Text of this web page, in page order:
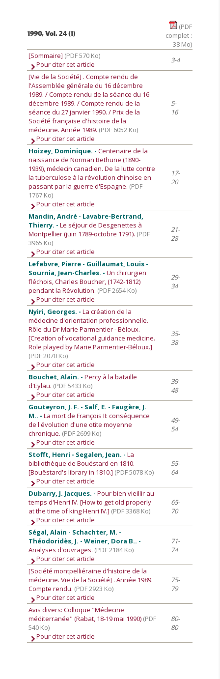
1990, Vol. 24 (1)
(PDF
complet :
38 Mo)
[Sommaire] (PDF 570 Ko)
Pour citer cet article
3-4
[Vie de la Société] . Compte rendu de
l'Assemblée générale du 16 décembre
1989. / Compte rendu de la séance du 16
décembre 1989. / Compte rendu de la
séance du 27 janvier 1990. / Prix de la
Société française d'histoire de la
médecine. Année 1989. (PDF 6052 Ko)
Pour citer cet article
5-
16
Hoizey, Dominique. -Centenaire de la
naissance de Norman Bethune (1890-
1939), médecin canadien. De la lutte contre
la tuberculose à la révolution chinoise en
passant par la guerre d'Espagne. (PDF
1767 Ko)
Pour citer cet article
17-
20
Mandin, André - Lavabre-Bertrand,
Thierry. -Le séjour de Desgenettes à
Montpellier (juin 1789-octobre 1791). (PDF
3965 Ko)
Pour citer cet article
21-
28
Lefebvre, Pierre - Guillaumat, Louis -
Sournia, Jean-Charles. -Un chirurgien
fléchois, Charles Boucher, (1742-1812)
pendant la Révolution. (PDF 2654 Ko)
Pour citer cet article
29-
34
Nyiri, Georges. -La création de la
médecine d'orientation professionnelle.
Rôle du Dr Marie Parmentier - Béloux.
[Creation of vocational guidance medicine.
Role played by Marie Parmentier-Béloux.]
(PDF 2070 Ko)
Pour citer cet article
35-
38
Bouchet, Alain. -Percy à la bataille
d'Eylau. (PDF 5433 Ko)
Pour citer cet article
39-
48
Gouteyron, J. F. - Salf, E. - Faugère, J.
M.. -La mort de François II: conséquence
de l'évolution d'une otite moyenne
chronique. (PDF 2699 Ko)
Pour citer cet article
49-
54
Stofft, Henri - Segalen, Jean. -La
bibliothèque de Bouëstard en 1810.
[Bouëstard's library in 1810.] (PDF 5078 Ko)
Pour citer cet article
55-
64
Dubarry, J. Jacques. -Pour bien vieillir au
temps d'Henri IV. [How to get old properly
at the time of king Henri IV.] (PDF 3368 Ko)
Pour citer cet article
65-
70
Ségal, Alain - Schachter, M. -
Théodoridès, J. - Weiner, Dora B.. -
Analyses d'ouvrages. (PDF 2184 Ko)
Pour citer cet article
71-
74
[Société montpelliéraine d'histoire de la
médecine. Vie de la Société] . Année 1989.
Compte rendu. (PDF 2923 Ko)
Pour citer cet article
75-
79
Avis divers: Colloque "Médecine
méditerranée" (Rabat, 18-19 mai 1990) (PDF
540 Ko)
Pour citer cet article
80-
80